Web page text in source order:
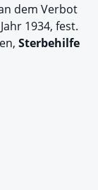
dem Verbot
1934, fest.
Sterbehilfe